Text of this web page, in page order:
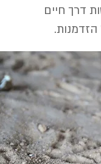
דרך חיים